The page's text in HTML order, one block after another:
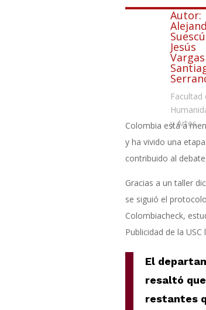
Autor:
Jesús
Facultad
y Artes
Colombia está a
y ha vivido una
contribuido al
Gracias a un taller
se siguió el
Colombiacheck,
Publicidad de la
El
resaltó
restantes